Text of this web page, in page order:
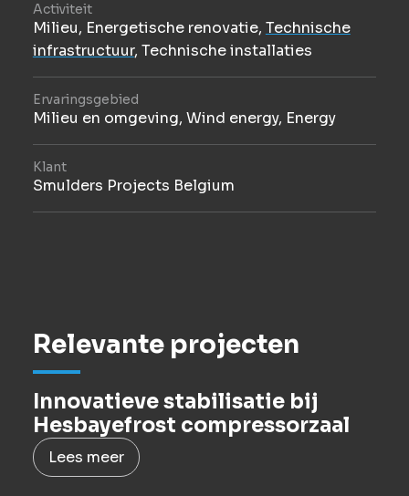
Activiteit
Milieu, Energetische renovatie, Technische
infrastructuur, Technische installaties
Ervaringsgebied
Milieu en omgeving, Wind energy, Energy
Klant
Smulders Projects Belgium
Relevante projecten
Innovatieve stabilisatie bij
Hesbayefrost compressorzaal
Lees meer